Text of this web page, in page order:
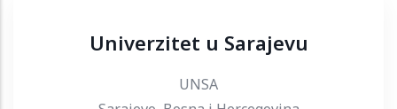
Univerzitet u Sarajevu
UNSA